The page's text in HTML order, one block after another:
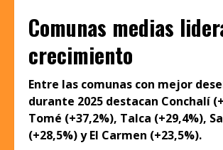
Comunas medias
crecimiento
Entre las comunas con mejor
durante 2025 destacan Conchalí
Tomé (+37,2%), Talca (+29,4%),
(+28,5%) y El Carmen (+23,5%).